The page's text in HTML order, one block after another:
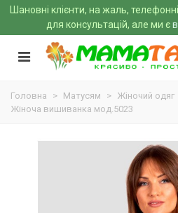
Шановні клієнти, на жаль,
для консультацій, але ми є
Головна > Матусям > Жіночий одяг
Жіноча вишиванка мод.5023